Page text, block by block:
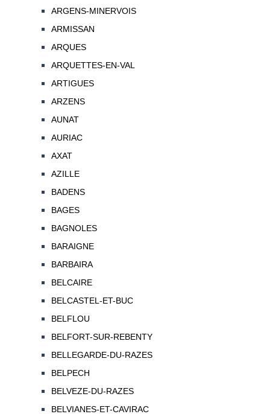
ARGENS-MINERVOIS
ARMISSAN
ARQUES
ARQUETTES-EN-VAL
ARTIGUES
ARZENS
AUNAT
AURIAC
AXAT
AZILLE
BADENS
BAGES
BAGNOLES
BARAIGNE
BARBAIRA
BELCAIRE
BELCASTEL-ET-BUC
BELFLOU
BELFORT-SUR-REBENTY
BELLEGARDE-DU-RAZES
BELPECH
BELVEZE-DU-RAZES
BELVIANES-ET-CAVIRAC